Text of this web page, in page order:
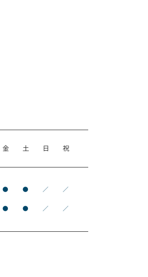
金 土 日 祝
● ● ／ ／
● ● ／ ／